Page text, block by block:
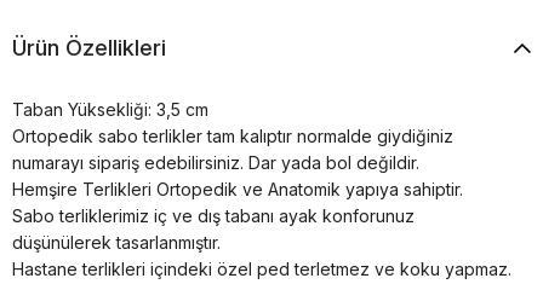
Ürün Özellikleri
Taban Yüksekliği: 3,5 cm
Ortopedik sabo terlikler tam kalıptır normalde giydiğiniz
numarayı sipariş edebilirsiniz. Dar yada bol değildir.
Hemşire Terlikleri Ortopedik ve Anatomik yapıya sahiptir.
Sabo terliklerimiz iç ve dış tabanı ayak konforunuz
düşünülerek tasarlanmıştır.
Hastane terlikleri içindeki özel ped terletmez ve koku yapmaz.